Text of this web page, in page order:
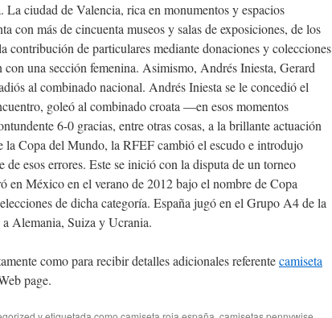
ciudad de Valencia, rica en monumentos y espacios
con más de cincuenta museos y salas de exposiciones, de los
contribución de particulares mediante donaciones y colecciones
una sección femenina. Asimismo, Andrés Iniesta, Gerard
al combinado nacional. Andrés Iniesta se le concedió el
goleó al combinado croata —en esos momentos
6-0 gracias, entre otras cosas, a la brillante actuación
Copa del Mundo, la RFEF cambió el escudo e introdujo
de esos errores. Este se inició con la disputa de un torneo
en México en el verano de 2012 bajo el nombre de Copa
de dicha categoría. España jugó en el Grupo A4 de la
Alemania, Suiza y Ucrania.
como para recibir detalles adicionales referentecamiseta
page.